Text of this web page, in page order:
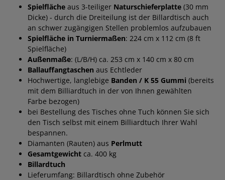
Spielfläche aus 3-teiliger Naturschieferplatte (30 mm
Dicke) - durch die Dreiteilung ist der Billardtisch auch
an schwer zugängigen Stellen problemlos aufzubauen
Spielfläche in Turniermaßen: 224 cm x 112 cm (8 ft
Spielfläche)
Außenmaße: (L/B/H) ca. 253 cm x 140 cm x 80 cm
Ballauffangtaschen aus Echtleder
Hochwertige, langlebige Banden / K 55 Gummi (bereits
mit dem Billiardtuch in der von Ihnen gewählten
Farbe bezogen)
bei Bestellung des Tisches ohne Tuch können Sie sich
den Tisch selbst mit einem Billiardtuch Ihrer Wahl
bespannen.
Diamanten (Rauten) aus Perlmutt
Gesamtgewicht ca. 400 kg
Billardtuch
Lieferumfang: Billardtisch ohne Zubehör